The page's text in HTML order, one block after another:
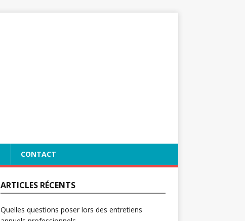
CONTACT
ARTICLES RÉCENTS
Quelles questions poser lors des entretiens